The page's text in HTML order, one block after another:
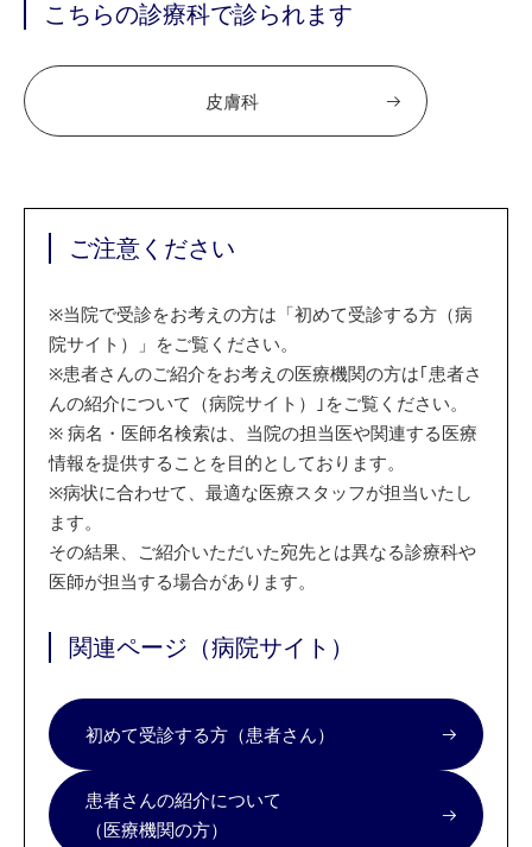
こちらの診療科で診られます
皮膚科
ご注意ください
※当院で受診をお考えの方は「初めて受診する方（病
院サイト）」をご覧ください。
※患者さんのご紹介をお考えの医療機関の方は｢患者さ
んの紹介について（病院サイト）｣をご覧ください。
※ 病名・医師名検索は、当院の担当医や関連する医療
情報を提供することを目的としております。
※病状に合わせて、最適な医療スタッフが担当いたし
ます。
その結果、ご紹介いただいた宛先とは異なる診療科や
医師が担当する場合があります。
関連ページ（病院サイト）
初めて受診する方（患者さん）
患者さんの紹介について
（医療機関の方）